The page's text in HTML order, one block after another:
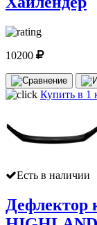
10200
Купить в 1
Есть в наличии
Дефлектор